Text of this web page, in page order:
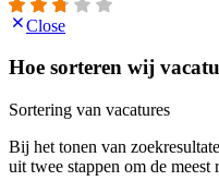
Close
Hoe sorteren wij
Sortering van vacatures
Bij het tonen van
uit twee stappen om de meest